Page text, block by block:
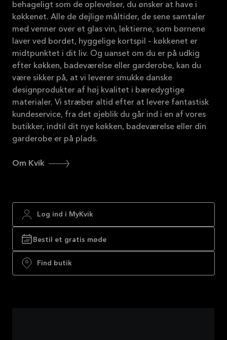
behageligt som de oplevelser, du ønsker at have i
køkkenet. Alle de dejlige måltider, de sene samtaler
med venner over et glas vin, lektierne, som børnene
laver ved bordet, hyggelige kortspil – køkkenet er
midtpunktet i dit liv. Og uanset om du er på udkig
efter køkken, badeværelse eller garderobe, kan du
være sikker på, at vi leverer smukke danske
designprodukter af høj kvalitet i bæredygtige
materialer. Vi stræber altid efter at levere fantastisk
kundeservice, fra det øjeblik du går ind i en af vores
butikker, indtil dit nye køkken, badeværelse eller din
garderobe er på plads.
Om Kvik
Log ind i MyKvik
Bestil et gratis møde
Find butik